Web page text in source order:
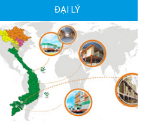
Camera Wifi thông minh EZVIZ
H6c Pro 3M 2K Tặng thẻ 64G
560.000 đ
MUA NGAY
ĐẠI LÝ